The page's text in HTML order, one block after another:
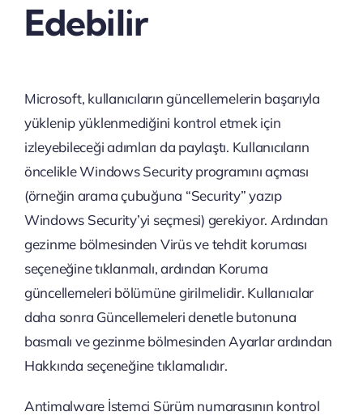
Edebilir
Microsoft, kullanıcıların güncellemelerin başarıyla
yüklenip yüklenmediğini kontrol etmek için
izleyebileceği adımları da paylaştı. Kullanıcıların
öncelikle Windows Security programını açması
(örneğin arama çubuğuna “Security” yazıp
Windows Security’yi seçmesi) gerekiyor. Ardından
gezinme bölmesinden Virüs ve tehdit koruması
seçeneğine tıklanmalı, ardından Koruma
güncellemeleri bölümüne girilmelidir. Kullanıcılar
daha sonra Güncellemeleri denetle butonuna
basmalı ve gezinme bölmesinden Ayarlar ardından
Hakkında seçeneğine tıklamalıdır.
Antimalware İstemci Sürüm numarasının kontrol